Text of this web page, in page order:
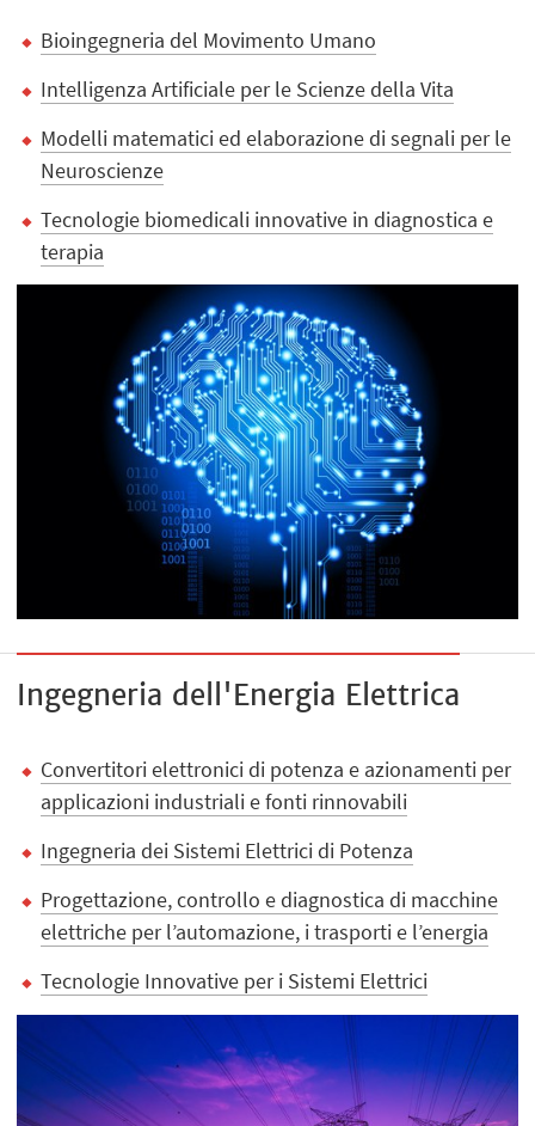
Bioingegneria del Movimento Umano
Intelligenza Artificiale per le Scienze della Vita
Modelli matematici ed elaborazione di segnali per le
Neuroscienze
Tecnologie biomedicali innovative in diagnostica e
terapia
Ingegneria dell'Energia Elettrica
Convertitori elettronici di potenza e azionamenti per
applicazioni industriali e fonti rinnovabili
Ingegneria dei Sistemi Elettrici di Potenza
Progettazione, controllo e diagnostica di macchine
elettriche per l’automazione, i trasporti e l’energia
Tecnologie Innovative per i Sistemi Elettrici